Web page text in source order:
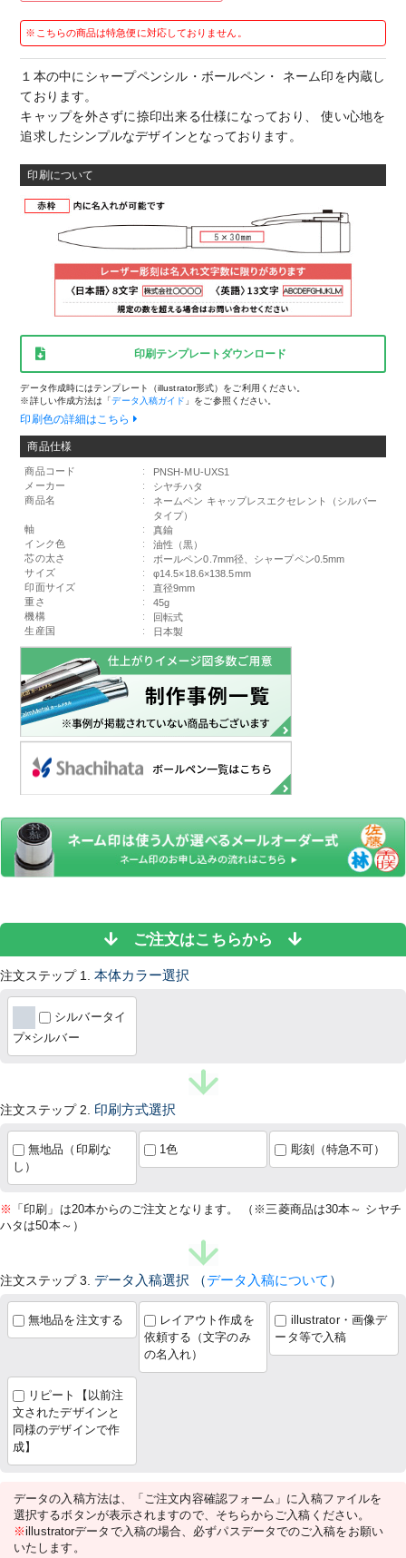
※こちらの商品は特急便に対応しておりません。
１本の中にシャープペンシル・ボールペン・ ネーム印を内蔵し
ております。
キャップを外さずに捺印出来る仕様になっており、 使い心地を
追求したシンプルなデザインとなっております。
印刷について
印刷テンプレートダウンロード
データ作成時にはテンプレート（illustrator形式）をご利用ください。
※詳しい作成方法は「データ入稿ガイド 」をご参照ください。
印刷色の詳細はこちら
商品仕様
商品コード :
PNSH-MU-UXS1
メーカー
:
シヤチハタ
商品名
:
ネームペン キャップレスエクセレント（シルバー
タイプ）
軸
:
真鍮
インク色
:
油性（黒）
芯の太さ
:
ボールペン0.7mm径、シャープペン0.5mm
サイズ
:
φ14.5×18.6×138.5mm
印面サイズ
:
直径9mm
重さ
:
45g
機構
:
回転式
生産国
: 日本製
ご注文はこちらから
注文ステップ 1. 本体カラー選択
シルバータイ
プ×シルバー
注文ステップ 2. 印刷方式選択
無地品（印刷な
し）
1色 彫刻（特急不可）
※ 「印刷」は20本からのご注文となります。 （※三菱商品は30本～ シヤチ
ハタは50本～）
注文ステップ 3. データ入稿選択 （データ入稿について ）
無地品を注文する
レイアウト作成を
依頼する（文字のみ
の名入れ）
illustrator・画像デ
ータ等で入稿
リピート【以前注
文されたデザインと
同様のデザインで作
成】
データの入稿方法は、「ご注文内容確認フォーム」に入稿ファイルを
選択するボタンが表示されますので、そちらからご入稿ください。
※illustratorデータで入稿の場合、必ずパスデータでのご入稿をお願い
いたします。